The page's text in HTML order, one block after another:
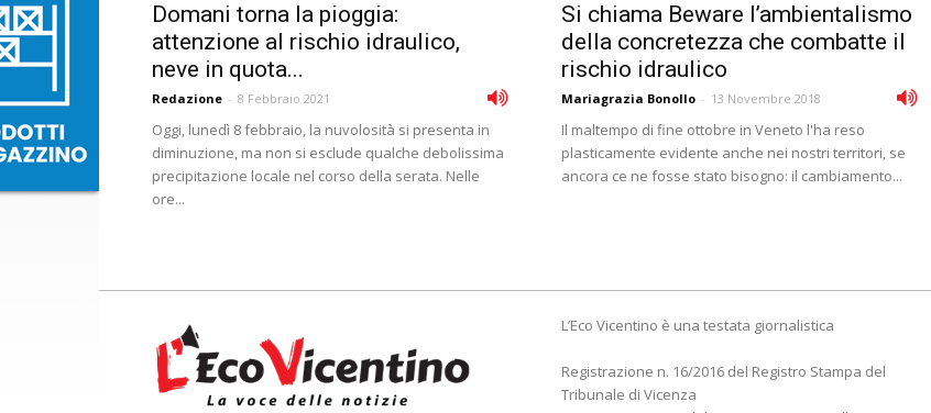
Domani torna la pioggia:
attenzione al rischio idraulico,
neve in quota...
Redazione - 8 Febbraio 2021
Oggi, lunedì 8 febbraio, la nuvolosità si presenta in
diminuzione, ma non si esclude qualche debolissima
precipitazione locale nel corso della serata. Nelle
ore...
Si chiama Beware l’ambientalismo
della concretezza che combatte il
rischio idraulico
Mariagrazia Bonollo - 13 Novembre 2018
Il maltempo di fine ottobre in Veneto l'ha reso
plasticamente evidente anche nei nostri territori, se
ancora ce ne fosse stato bisogno: il cambiamento...
L’Eco Vicentino è una testata giornalistica
Registrazione n. 16/2016 del Registro Stampa del
Tribunale di Vicenza